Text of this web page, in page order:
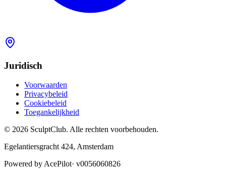
Juridisch
Voorwaarden
Privacybeleid
Cookiebeleid
Toegankelijkheid
© 2026 SculptClub. Alle rechten voorbehouden.
Egelantiersgracht 424, Amsterdam
Powered by AcePilot· v0056060826